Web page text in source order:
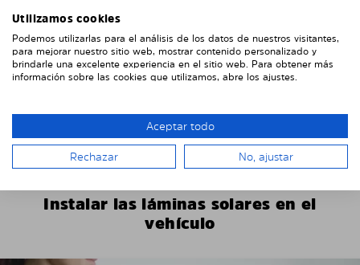
Según el número de láminas y el vehículo, puedes
tardar entre 15 y 30 minutos.
Puede encontrar más instrucciones de instalación
específicas del vehículo en nuestroYouTube channel
montaje, no dudes en ponerte en contacto con
nosotros. Envíanos algunas fotos, eso nos ayudará
Instalar las láminas solares en el
vehículo
Utilizamos cookies
Podemos utilizarlas para el análisis de los datos de nuestros visitantes,
para mejorar nuestro sitio web, mostrar contenido personalizado y
brindarle una excelente experiencia en el sitio web. Para obtener más
información sobre las cookies que utilizamos, abre los ajustes.
Aceptar todo
Rechazar No, ajustar